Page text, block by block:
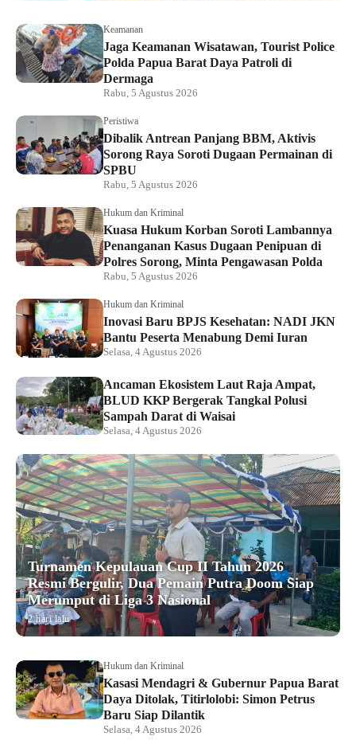
Keamanan
Jaga Keamanan Wisatawan, Tourist Police
Polda Papua Barat Daya Patroli di
Dermaga
Rabu, 5 Agustus 2026
Peristiwa
Dibalik Antrean Panjang BBM, Aktivis
Sorong Raya Soroti Dugaan Permainan di
SPBU
Rabu, 5 Agustus 2026
Hukum dan Kriminal
Kuasa Hukum Korban Soroti Lambannya
Penanganan Kasus Dugaan Penipuan di
Polres Sorong, Minta Pengawasan Polda
Rabu, 5 Agustus 2026
Hukum dan Kriminal
Inovasi Baru BPJS Kesehatan: NADI JKN
Bantu Peserta Menabung Demi Iuran
Selasa, 4 Agustus 2026
Ancaman Ekosistem Laut Raja Ampat,
BLUD KKP Bergerak Tangkal Polusi
Sampah Darat di Waisai
Selasa, 4 Agustus 2026
Turnamen Kepulauan Cup II Tahun 2026
Resmi Bergulir, Dua Pemain Putra Doom Siap
Merumput di Liga 3 Nasional
2 hari lalu
Hukum dan Kriminal
Kasasi Mendagri & Gubernur Papua Barat
Daya Ditolak, Titirlolobi: Simon Petrus
Baru Siap Dilantik
Selasa, 4 Agustus 2026